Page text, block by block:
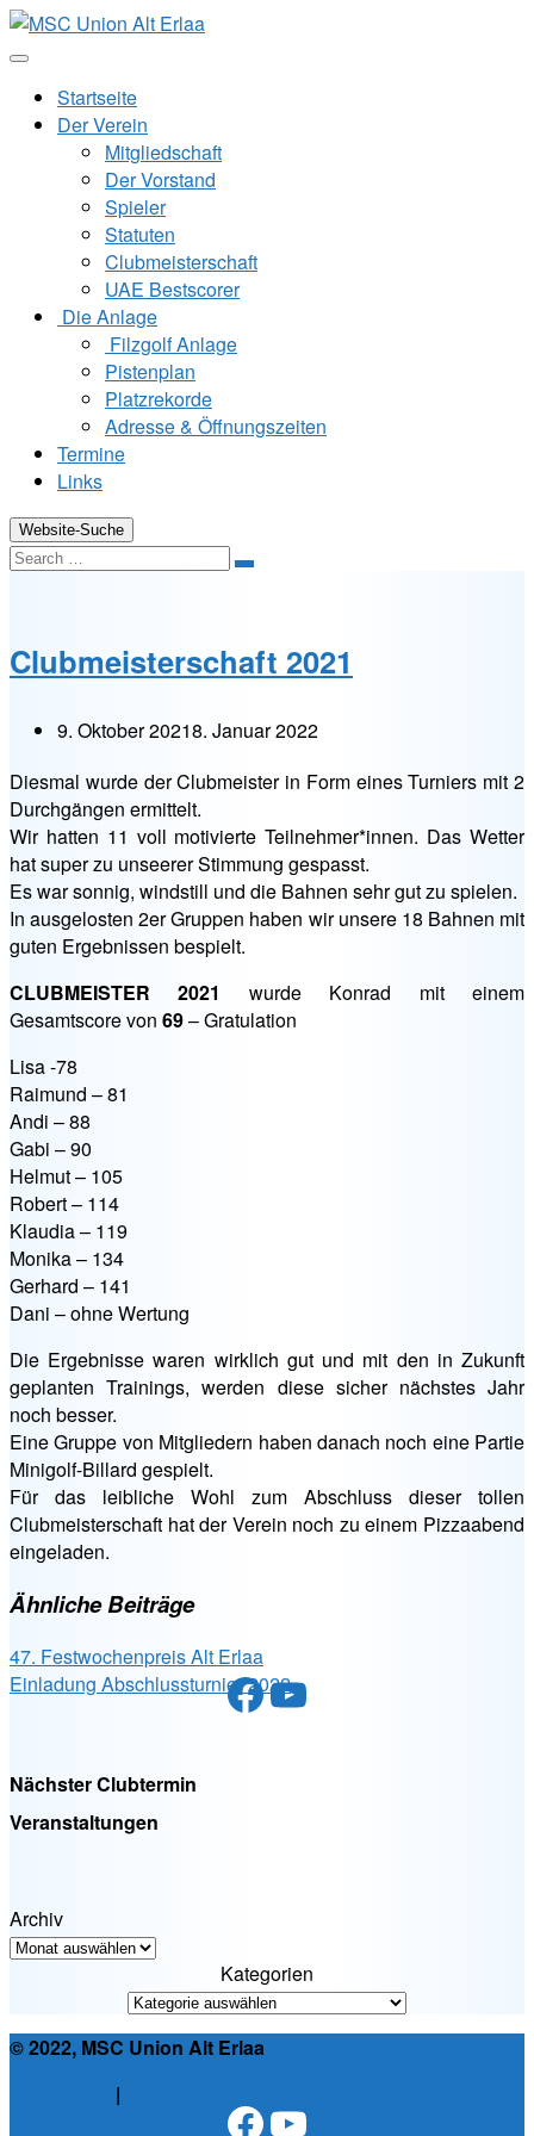
Zum
Inhalt
Startseite
Der Verein
Mitgliedschaft
Der Vorstand
Spieler
Statuten
Clubmeisterschaft
UAE Bestscorer
Die Anlage
Filzgolf Anlage
Pistenplan
Platzrekorde
Adresse & Öffnungszeiten
Termine
Links
Website-Suche
Search
Clubmeisterschaft 2021
9. Oktober 20218. Januar 2022
Diesmal wurde der Clubmeister in Form eines Turniers mit 2
Durchgängen ermittelt.
Wir hatten 11 voll motivierte Teilnehmer*innen. Das Wetter
hat super zu unseerer Stimmung gespasst.
Es war sonnig, windstill und die Bahnen sehr gut zu spielen.
In ausgelosten 2er Gruppen haben wir unsere 18 Bahnen mit
guten Ergebnissen bespielt.
CLUBMEISTER 2021
wurde Konrad mit einem
Gesamtscore von 69– Gratulation
Lisa -78
Raimund – 81
Andi – 88
Gabi – 90
Helmut – 105
Robert – 114
Klaudia – 119
Monika – 134
Gerhard – 141
Dani – ohne Wertung
Die Ergebnisse waren wirklich gut und mit den in Zukunft
geplanten Trainings, werden diese sicher nächstes Jahr
noch besser.
Eine Gruppe von Mitgliedern haben danach noch eine Partie
Minigolf-Billard gespielt.
Für das leibliche Wohl zum Abschluss dieser tollen
Clubmeisterschaft hat der Verein noch zu einem Pizzaabend
eingeladen.
Ähnliche Beiträge
47. Festwochenpreis Alt Erlaa
Einladung Abschlussturnier 2022Facebook
YouTube
Nächster Clubtermin
Veranstaltungen
Archiv
Kategorien
© 2022, MSC Union Alt Erlaa
| Facebook
YouTube